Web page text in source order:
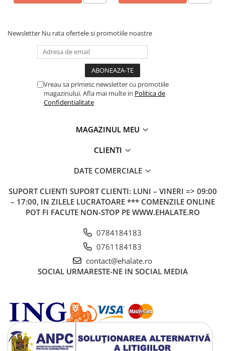
Newsletter Nu rata ofertele si promotiile noastre
Vreau sa primesc newsletter cu promotiile
magazinului. Afla mai multe in Politica de
Confidentialitate
MAGAZINUL MEU
CLIENTI
DATE COMERCIALE
SUPORT CLIENTI SUPORT CLIENTI: LUNI – VINERI => 09:00
– 17:00, IN ZILELE LUCRATOARE *** COMENZILE ONLINE
POT FI FACUTE NON-STOP PE WWW.EHALATE.RO
0784184183
0761184183
contact@ehalate.ro
SOCIAL URMARESTE-NE IN SOCIAL MEDIA